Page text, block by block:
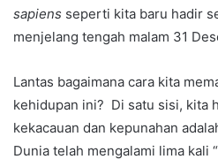
sapiens seperti kita baru hadir
menjelang tengah malam 31
Lantas bagaimana cara kita
kehidupan ini? Di satu sisi, kita
kekacauan dan kepunahan
Dunia telah mengalami lima kali